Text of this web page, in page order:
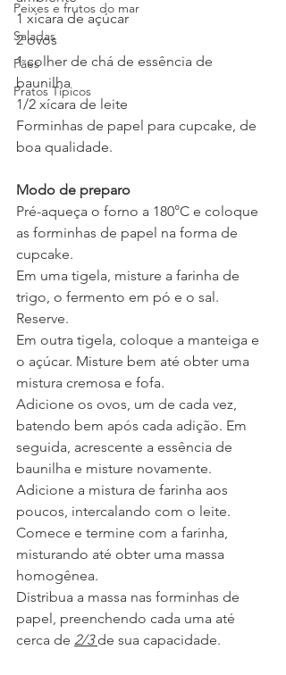
Peixes e frutos do mar
Saladas
Pães
Pratos Típicos
1 xícara de açúcar
2 ovos
1 colher de chá de essência de
baunilha
1/2 xícara de leite
Forminhas de papel para cupcake, de
boa qualidade.
Modo de preparo
Pré-aqueça o forno a 180°C e coloque
as forminhas de papel na forma de
cupcake.
Em uma tigela, misture a farinha de
trigo, o fermento em pó e o sal.
Reserve.
Em outra tigela, coloque a manteiga e
o açúcar. Misture bem até obter uma
mistura cremosa e fofa.
Adicione os ovos, um de cada vez,
batendo bem após cada adição. Em
seguida, acrescente a essência de
baunilha e misture novamente.
Adicione a mistura de farinha aos
poucos, intercalando com o leite.
Comece e termine com a farinha,
misturando até obter uma massa
homogênea.
Distribua a massa nas forminhas de
papel, preenchendo cada uma até
cerca de 2/3 de sua capacidade.